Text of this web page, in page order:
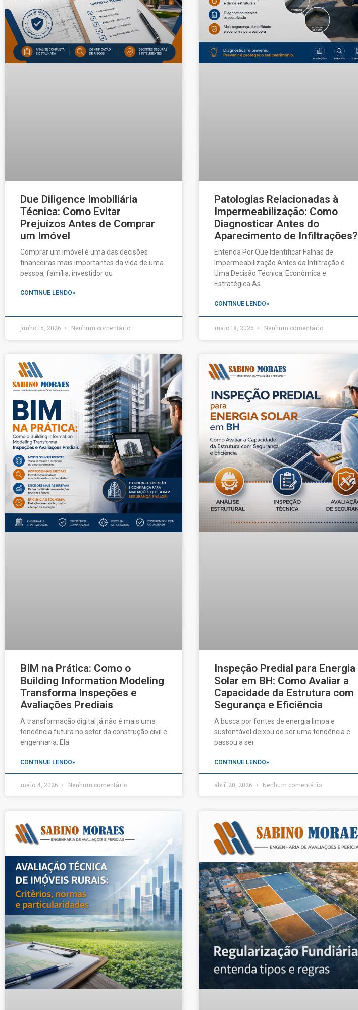
Due Diligence Imobiliária
Técnica: Como Evitar
Prejuízos Antes de Comprar
um Imóvel
Comprar um imóvel é uma das decisões
financeiras mais importantes da vida de uma
pessoa, família, investidor ou
CONTINUE LENDO»
junho 15, 2026 Nenhum comentário
Patologias Relacionadas à
Impermeabilização: Como
Diagnosticar Antes do
Aparecimento de Infiltrações?
Entenda Por Que Identificar Falhas de
Impermeabilização Antes da Infiltração é
Uma Decisão Técnica, Econômica e
Estratégica As
CONTINUE LENDO»
maio 18, 2026 Nenhum comentário
BIM na Prática: Como o
Building Information Modeling
Transforma Inspeções e
Avaliações Prediais
A transformação digital já não é mais uma
tendência futura no setor da construção civil e
engenharia. Ela
CONTINUE LENDO»
maio 4, 2026 Nenhum comentário
Inspeção Predial para Energia
Solar em BH: Como Avaliar a
Capacidade da Estrutura com
Segurança e Eficiência
A busca por fontes de energia limpa e
sustentável deixou de ser uma tendência e
passou a ser
CONTINUE LENDO»
abril 20, 2026 Nenhum comentário